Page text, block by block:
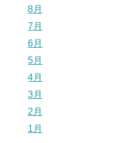
8月
7月
6月
5月
4月
3月
2月
1月